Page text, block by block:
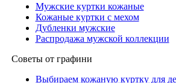
Мужские куртки кожаные
Кожаные куртки с мехом
Дубленки мужские
Распродажа мужской коллекции
Советы от графини
Выбираем кожаную куртку для